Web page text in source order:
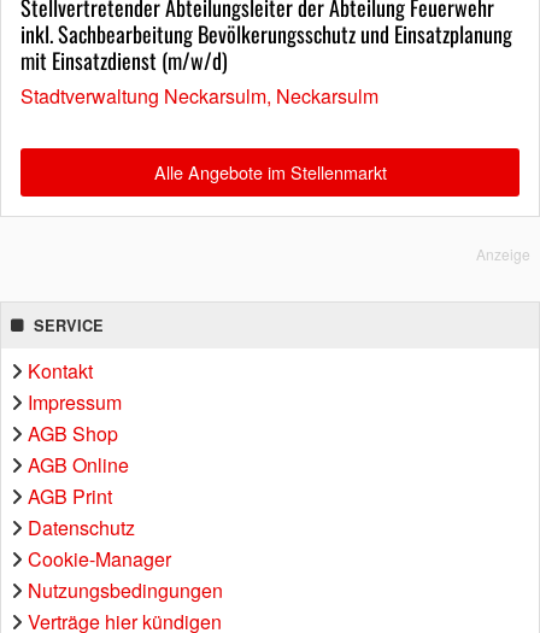
Stellvertretender Abteilungsleiter der Abteilung Feuerwehr
inkl. Sachbearbeitung Bevölkerungsschutz und Einsatzplanung
mit Einsatzdienst (m/w/d)
Stadtverwaltung Neckarsulm, Neckarsulm
Alle Angebote im Stellenmarkt
Anzeige
SERVICE
Kontakt
Impressum
AGB Shop
AGB Online
AGB Print
Datenschutz
Cookie-Manager
Nutzungsbedingungen
Verträge hier kündigen